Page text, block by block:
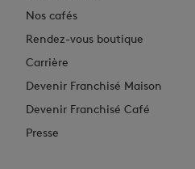
Nos cafés
Rendez-vous boutique
Carrière
Devenir Franchisé Maison
Devenir Franchisé Café
Presse